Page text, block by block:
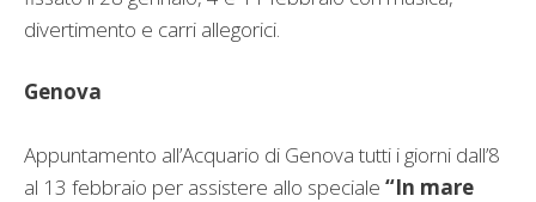
divertimento e carri allegorici.
Genova
Appuntamento all’Acquario di Genova tutti i giorni dall’8
al 13 febbraio per assistere allo speciale “In mare